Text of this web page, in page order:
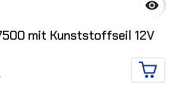

mit Kunststoffseil 12V
IN